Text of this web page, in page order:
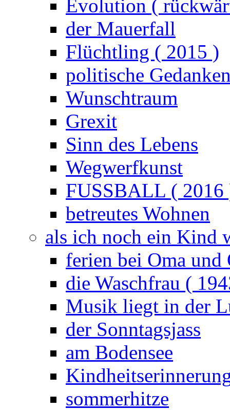
Evolution (
der Mauerfall
Flüchtling ( 2015 )
politische
Wunschtraum
Grexit
Sinn des Lebens
Wegwerfkunst
FUSSBALL ( 2016
betreutes Wohnen
als ich noch ein Kind
ferien bei Oma
die Waschfrau (
Musik liegt in der
der Sonntagsjass
am Bodensee
sommerhitze